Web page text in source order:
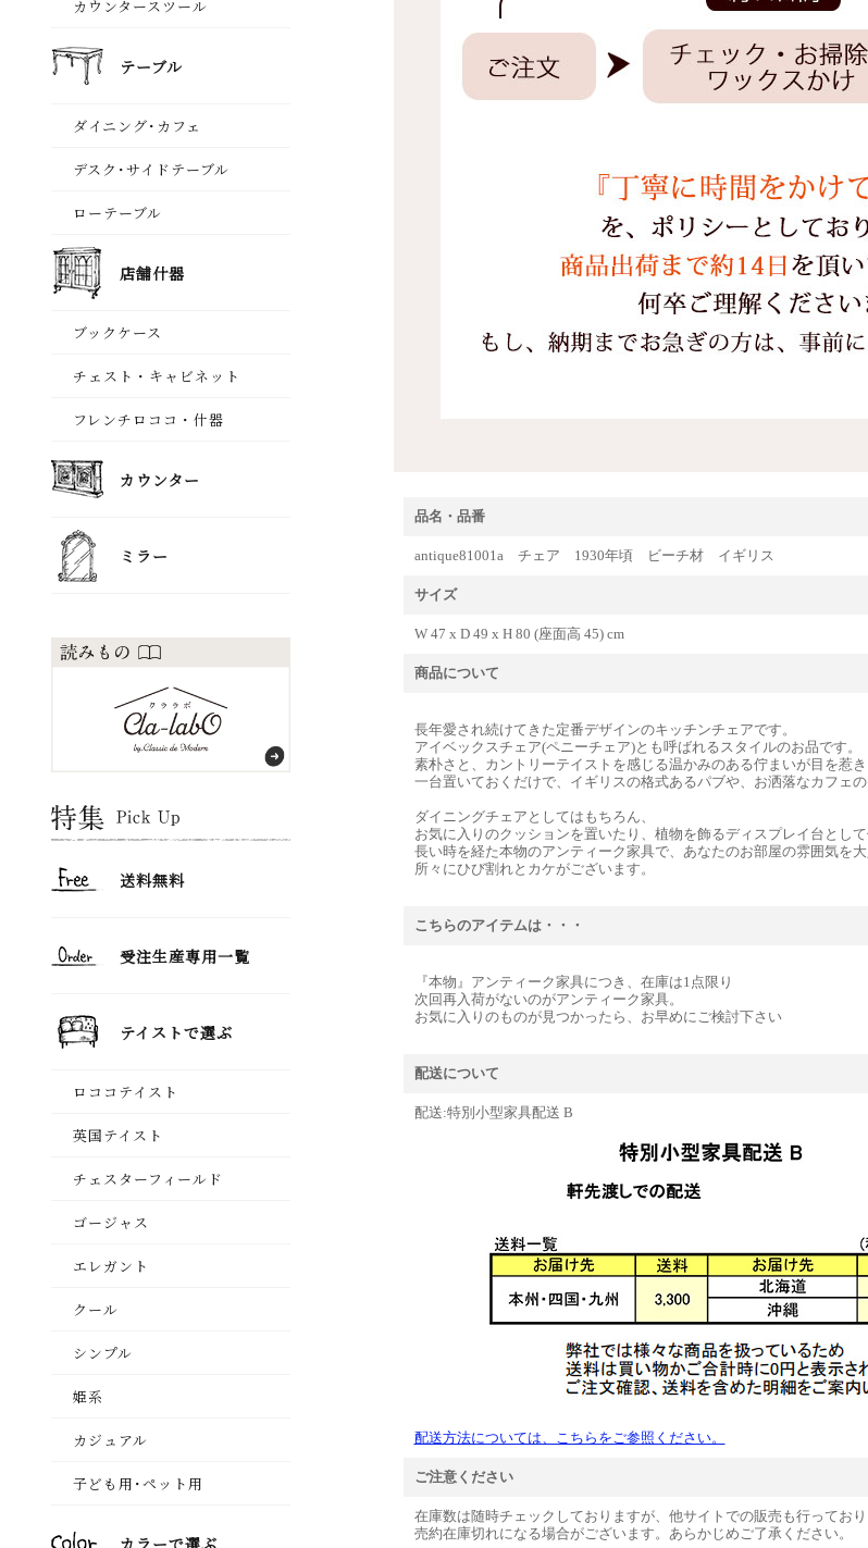
品名・品番
antique81001a チェア 1930年頃 ビーチ材 イギリス
サイズ
W 47 x D 49 x H 80 (座面高 45) cm
商品について
長年愛され続けてきた定番デザインのキッチンチェアです。
アイベックスチェア(ペニーチェア)とも呼ばれるスタイルのお品です。
素朴さと、カントリーテイストを感じる温かみのある佇まいが目を惹き
一台置いておくだけで、イギリスの格式あるパブや、お洒落なカフェ
ダイニングチェアとしてはもちろん、
お気に入りのクッションを置いたり、植物を飾るディスプレイ台とし
長い時を経た本物のアンティーク家具で、あなたのお部屋の雰囲気を
所々にひび割れとカケがございます。
こちらのアイテムは・・・
『本物』アンティーク家具につき、在庫は1点限り
次回再入荷がないのがアンティーク家具。
お気に入りのものが見つかったら、お早めにご検討下さい
配送について
配送:特別小型家具配送 B
配送方法については、こちらをご参照ください。
ご注意ください
在庫数は随時チェックしておりますが、他サイトでの販売も行ってお
売約在庫切れになる場合がございます。あらかじめご了承ください。